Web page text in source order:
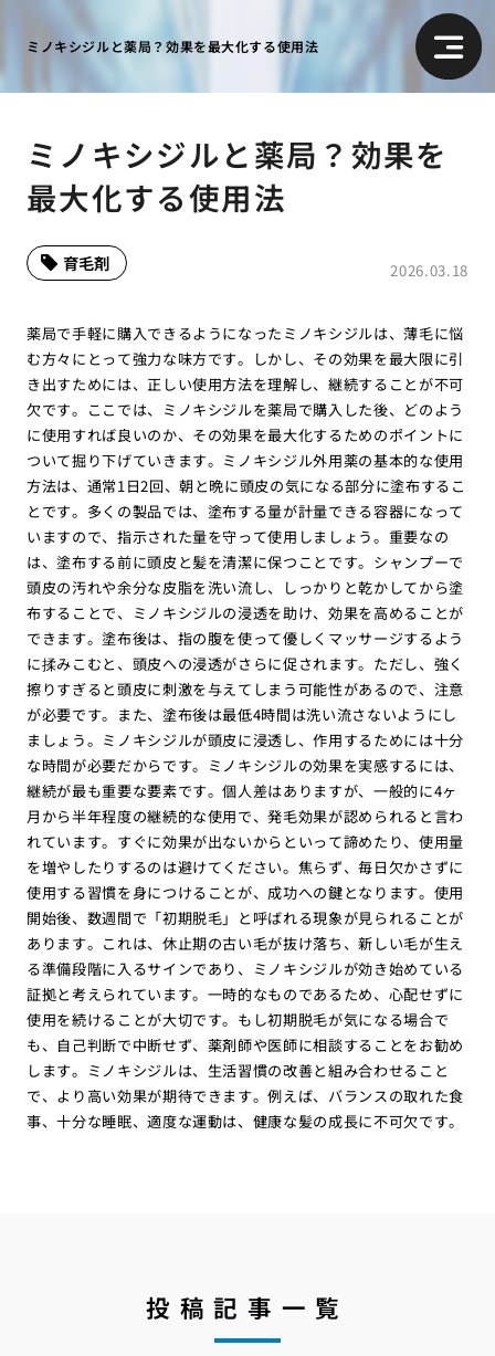
ミノキシジルと薬局？効果を最大化する使用法
ミノキシジルと薬局？効果を
最大化する使用法
2026.03.18
育毛剤
薬局で手軽に購入できるようになったミノキシジルは、薄毛に悩
む方々にとって強力な味方です。しかし、その効果を最大限に引
き出すためには、正しい使用方法を理解し、継続することが不可
欠です。ここでは、ミノキシジルを薬局で購入した後、どのよう
に使用すれば良いのか、その効果を最大化するためのポイントに
ついて掘り下げていきます。ミノキシジル外用薬の基本的な使用
方法は、通常1日2回、朝と晩に頭皮の気になる部分に塗布するこ
とです。多くの製品では、塗布する量が計量できる容器になって
いますので、指示された量を守って使用しましょう。重要なの
は、塗布する前に頭皮と髪を清潔に保つことです。シャンプーで
頭皮の汚れや余分な皮脂を洗い流し、しっかりと乾かしてから塗
布することで、ミノキシジルの浸透を助け、効果を高めることが
できます。塗布後は、指の腹を使って優しくマッサージするよう
に揉みこむと、頭皮への浸透がさらに促されます。ただし、強く
擦りすぎると頭皮に刺激を与えてしまう可能性があるので、注意
が必要です。また、塗布後は最低4時間は洗い流さないようにし
ましょう。ミノキシジルが頭皮に浸透し、作用するためには十分
な時間が必要だからです。ミノキシジルの効果を実感するには、
継続が最も重要な要素です。個人差はありますが、一般的に4ヶ
月から半年程度の継続的な使用で、発毛効果が認められると言わ
れています。すぐに効果が出ないからといって諦めたり、使用量
を増やしたりするのは避けてください。焦らず、毎日欠かさずに
使用する習慣を身につけることが、成功への鍵となります。使用
開始後、数週間で「初期脱毛」と呼ばれる現象が見られることが
あります。これは、休止期の古い毛が抜け落ち、新しい毛が生え
る準備段階に入るサインであり、ミノキシジルが効き始めている
証拠と考えられています。一時的なものであるため、心配せずに
使用を続けることが大切です。もし初期脱毛が気になる場合で
も、自己判断で中断せず、薬剤師や医師に相談することをお勧め
します。ミノキシジルは、生活習慣の改善と組み合わせること
で、より高い効果が期待できます。例えば、バランスの取れた食
事、十分な睡眠、適度な運動は、健康な髪の成長に不可欠です。
投稿記事一覧